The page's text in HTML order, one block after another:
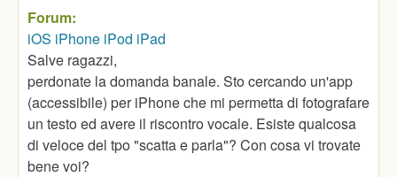
Forum:
iOS iPhone iPod iPad
Salve ragazzi,
perdonate la domanda banale. Sto cercando un'app
(accessibile) per iPhone che mi permetta di fotografare
un testo ed avere il riscontro vocale. Esiste qualcosa
di veloce del tpo "scatta e parla"? Con cosa vi trovate
bene voi?